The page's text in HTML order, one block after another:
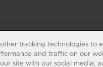
other tracking technologies to
and traffic on our
site with our social media,